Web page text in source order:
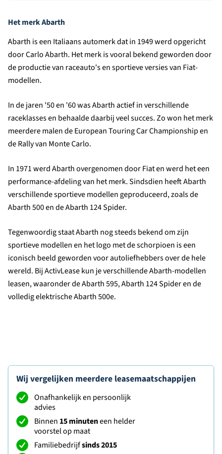
Het merk Abarth
Abarth is een Italiaans automerk dat in 1949 werd opgericht
door Carlo Abarth. Het merk is vooral bekend geworden door
de productie van raceauto's en sportieve versies van Fiat-
modellen.
In de jaren '50 en '60 was Abarth actief in verschillende
raceklasses en behaalde daarbij veel succes. Zo won het merk
meerdere malen de European Touring Car Championship en
de Rally van Monte Carlo.
In 1971 werd Abarth overgenomen door Fiat en werd het een
performance-afdeling van het merk. Sindsdien heeft Abarth
verschillende sportieve modellen geproduceerd, zoals de
Abarth 500 en de Abarth 124 Spider.
Tegenwoordig staat Abarth nog steeds bekend om zijn
sportieve modellen en het logo met de schorpioen is een
iconisch beeld geworden voor autoliefhebbers over de hele
wereld. Bij ActivLease kun je verschillende Abarth-modellen
leasen, waaronder de Abarth 595, Abarth 124 Spider en de
volledig elektrische Abarth 500e.
Wij vergelijken meerdere leasemaatschappijen
Onafhankelijk en persoonlijk
advies
Binnen 15 minuteneen helder
voorstel op maat
Familiebedrijfsinds 2015